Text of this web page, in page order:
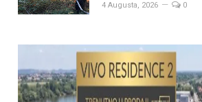
4 Augusta, 2026 0